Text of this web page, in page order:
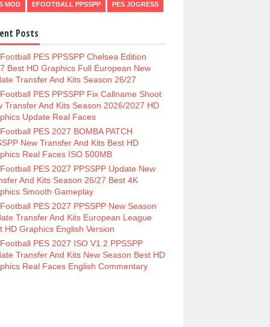
MOD EFOOTBALL PPSSPP PES JOGRESS
Posts
PES PPSSPP Chelsea Edition
Best HD Graphics Full European New
Transfer And Kits Season 26/27
PES PPSSPP Fix Callname Shoot
Transfer And Kits Season 2026/2027 HD
Update Real Faces
PES 2027 BOMBA PATCH
New Transfer And Kits Best HD
Real Faces ISO 500MB
PES 2027 PPSSPP Update New
And Kits Season 26/27 Best 4K
Smooth Gameplay
PES 2027 PPSSPP New Season
Transfer And Kits European League
HD Graphics English Version
PES 2027 ISO V1.2 PPSSPP
Transfer And Kits New Season Best HD
Real Faces English Commentary